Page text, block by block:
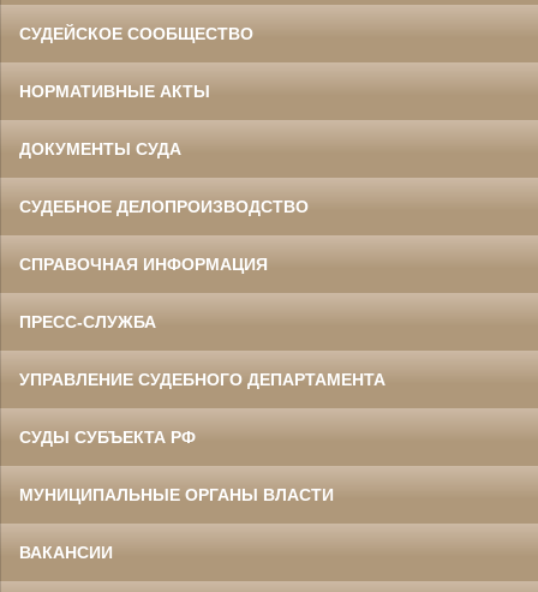
СУДЕЙСКОЕ СООБЩЕСТВО
НОРМАТИВНЫЕ АКТЫ
ДОКУМЕНТЫ СУДА
СУДЕБНОЕ ДЕЛОПРОИЗВОДСТВО
СПРАВОЧНАЯ ИНФОРМАЦИЯ
ПРЕСС-СЛУЖБА
УПРАВЛЕНИЕ СУДЕБНОГО ДЕПАРТАМЕНТА
СУДЫ СУБЪЕКТА РФ
МУНИЦИПАЛЬНЫЕ ОРГАНЫ ВЛАСТИ
ВАКАНСИИ